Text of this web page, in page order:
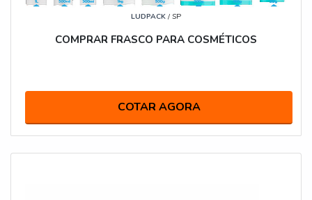
LUDPACK / SP
COMPRAR FRASCO PARA COSMÉTICOS
COTAR AGORA